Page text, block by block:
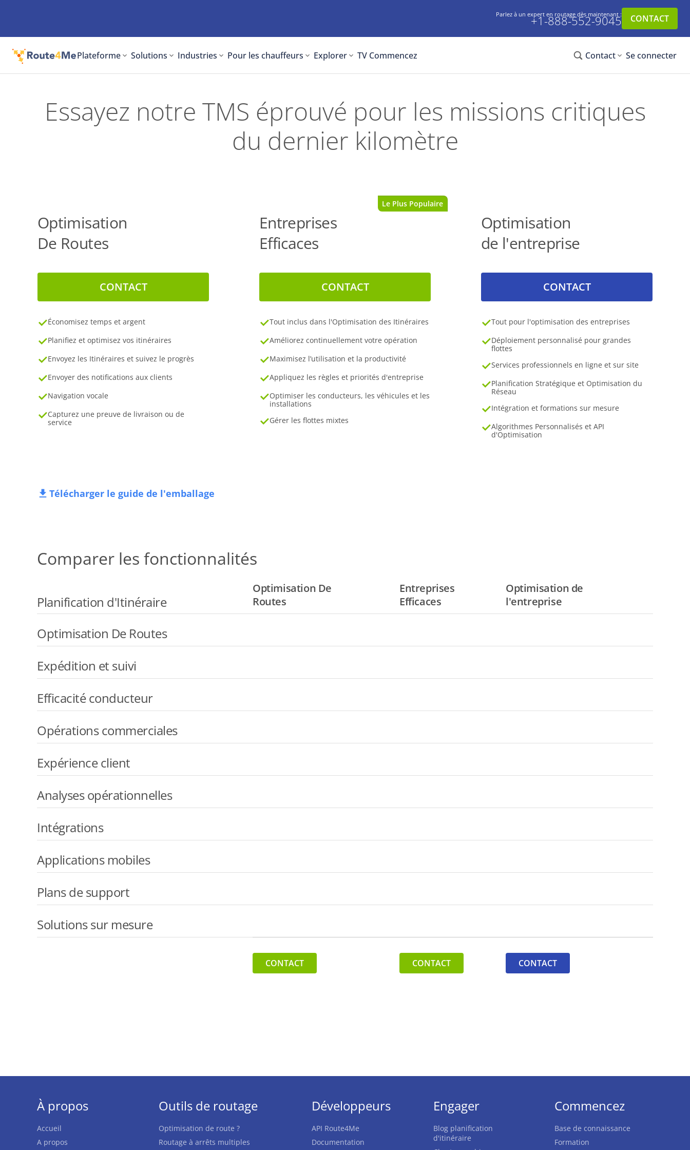
Parlez à un expert en routage dès maintenant :
+1-888-552-9045 CONTACT
Plateforme Solutions Industries Pour les chauffeurs Explorer TV Commencez Contact Se connecter
Essayez notre TMS éprouvé pour les missions critiques
du dernier kilomètre
Optimisation
De Routes
CONTACT
Économisez temps et argent
Planifiez et optimisez vos itinéraires
Envoyez les Itinéraires et suivez le progrès
Envoyer des notifications aux clients
Navigation vocale
Capturez une preuve de livraison ou de
service
Entreprises
Efficaces
CONTACT
Tout inclus dans l'Optimisation des Itinéraires
Améliorez continuellement votre opération
Maximisez l’utilisation et la productivité
Appliquez les règles et priorités d'entreprise
Optimiser les conducteurs, les véhicules et les
installations
Gérer les flottes mixtes
Le Plus Populaire
Optimisation
de l'entreprise
CONTACT
Tout pour l'optimisation des entreprises
Déploiement personnalisé pour grandes
flottes
Services professionnels en ligne et sur site
Planification Stratégique et Optimisation du
Réseau
Intégration et formations sur mesure
Algorithmes Personnalisés et API
d'Optimisation
Télécharger le guide de l'emballage
Comparer les fonctionnalités
Planification d'Itinéraire
Optimisation De
Routes
Entreprises
Efficaces
Optimisation de
l'entreprise
Optimisation De Routes
Expédition et suivi
Efficacité conducteur
Opérations commerciales
Expérience client
Analyses opérationnelles
Intégrations
Applications mobiles
Plans de support
Solutions sur mesure
CONTACT CONTACT CONTACT
À propos
Accueil
A propos
Outils de routage
Optimisation de route ?
Routage à arrêts multiples
Commencez
Base de connaissance
Formation
Développeurs
API Route4Me
Documentation
Engager
Blog planification
d'itinéraire